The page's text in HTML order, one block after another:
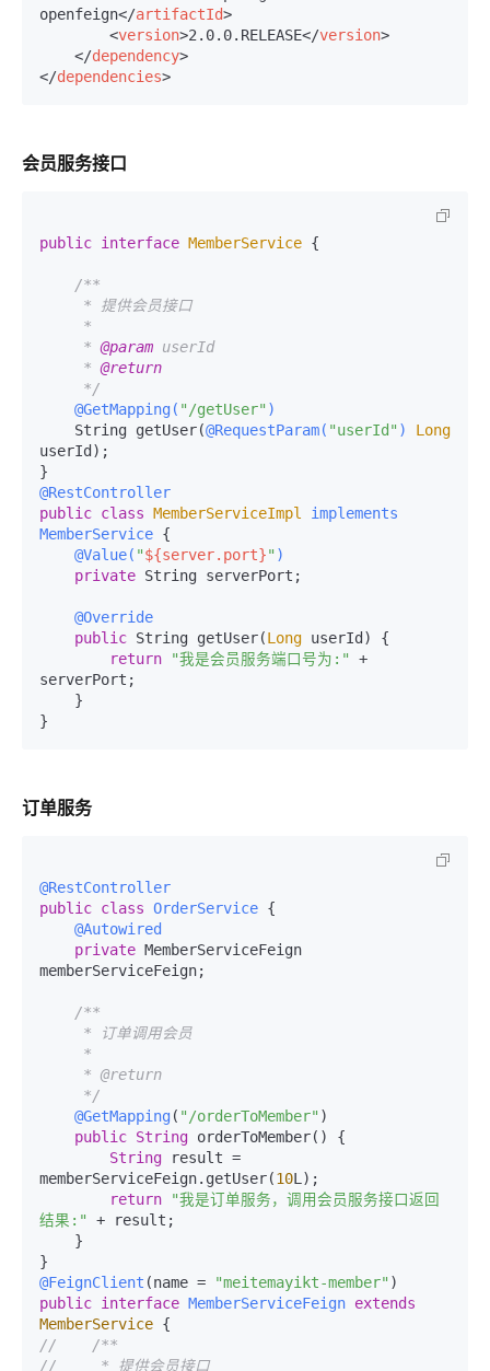
openfeign</artifactId>
<version>2.0.0.RELEASE</version>
</dependency>
</dependencies>
会员服务接口
public interface MemberService {
/**
     *
@param userId
     *
@return
     */
@GetMapping( "/getUser" )
    String getUser(
@RequestParam( "userId" )
Long
userId);
@RestController
public class MemberServiceImpl
implements
MemberService {
@Value( "${server.port}" )
private String serverPort;
@Override
public String getUser(Long userId) {
return
"我是会员服务端口号为:"
+
serverPort;
订单服务
@RestController
public class OrderService {
@Autowired
private MemberServiceFeign
memberServiceFeign;
/**
     */
@GetMapping ( "/orderToMember" )
public String orderToMember() {
String result =
memberServiceFeign.getUser(10L);
return
"我是订单服务，调用会员服务接口返回
结果:"
+ result;
@FeignClient (name = "meitemayikt-member"
public interface MemberServiceFeign extends
MemberService
//    /**
//     * 提供会员接口